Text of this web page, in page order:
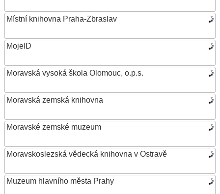
Místní knihovna Praha-Zbraslav
MojeID
Moravská vysoká škola Olomouc, o.p.s.
Moravská zemská knihovna
Moravské zemské muzeum
Moravskoslezská vědecká knihovna v Ostravě
Muzeum hlavního města Prahy